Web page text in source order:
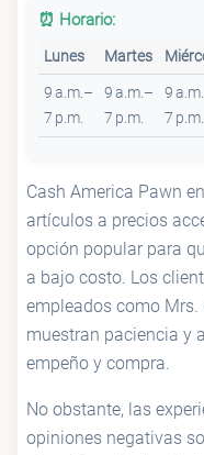
⏰ Horario:
Lunes Martes
9 a.m.–
7 p.m.
9 a.m.–
7 p.m.
9
7 p.m.
Cash America Pawn
artículos a precios
opción popular para
a bajo costo. Los
empleados como Mrs.
muestran paciencia y
empeño y compra.
No obstante, las
opiniones negativas